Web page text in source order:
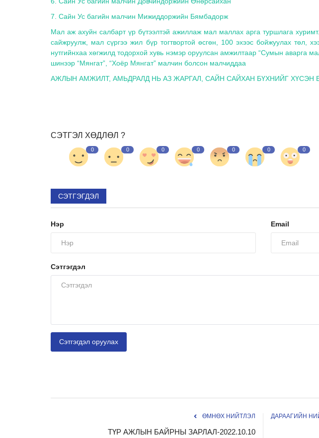
7. Сайн Ус багийн малчин Мижиддоржийн Бямбадорж
Мал аж ахуйн салбарт үр бүтээлтэй ажиллаж мал маллах арга туршлага
сайжруулж, мал сүргээ жил бүр тогтвортой өсгөн, 100 эхээс бойжуулах төл,
нутгийнхаа хөгжилд тодорхой хувь нэмэр оруулсан амжилтаар “Сумын аварга
шинээр “Мянгат”, “Хоёр Мянгат” малчин болсон малчиддаа
АЖЛЫН АМЖИЛТ, АМЬДРАЛД НЬ АЗ ЖАРГАЛ, САЙН САЙХАН БҮХНИЙГ ХҮСЭН
СЭТГЭЛ ХӨДЛӨЛ ?
0 0 0 0 0 0 0
СЭТГЭГДЭЛ
Нэр Email
Сэтгэгдэл
Сэтгэгдэл оруулах
ӨМНӨХ НИЙТЛЭЛ
ТҮР АЖЛЫН БАЙРНЫ ЗАРЛАЛ-2022.10.10
ДАРААГИЙН